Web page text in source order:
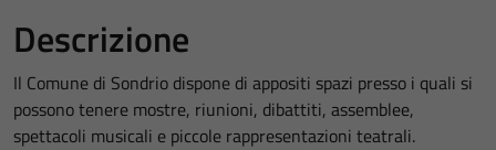
Descrizione
Il Comune di Sondrio dispone di appositi spazi presso i quali si
possono tenere mostre, riunioni, dibattiti, assemblee,
spettacoli musicali e piccole rappresentazioni teatrali.